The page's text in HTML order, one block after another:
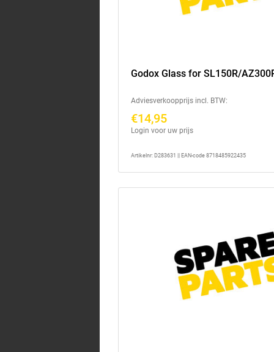
Godox Glass for SL150R/
Adviesverkoopprijs incl. BTW:
€14,95
Login voor uw prijs
Artikelnr: D283631 || EAN-code 8718485922435